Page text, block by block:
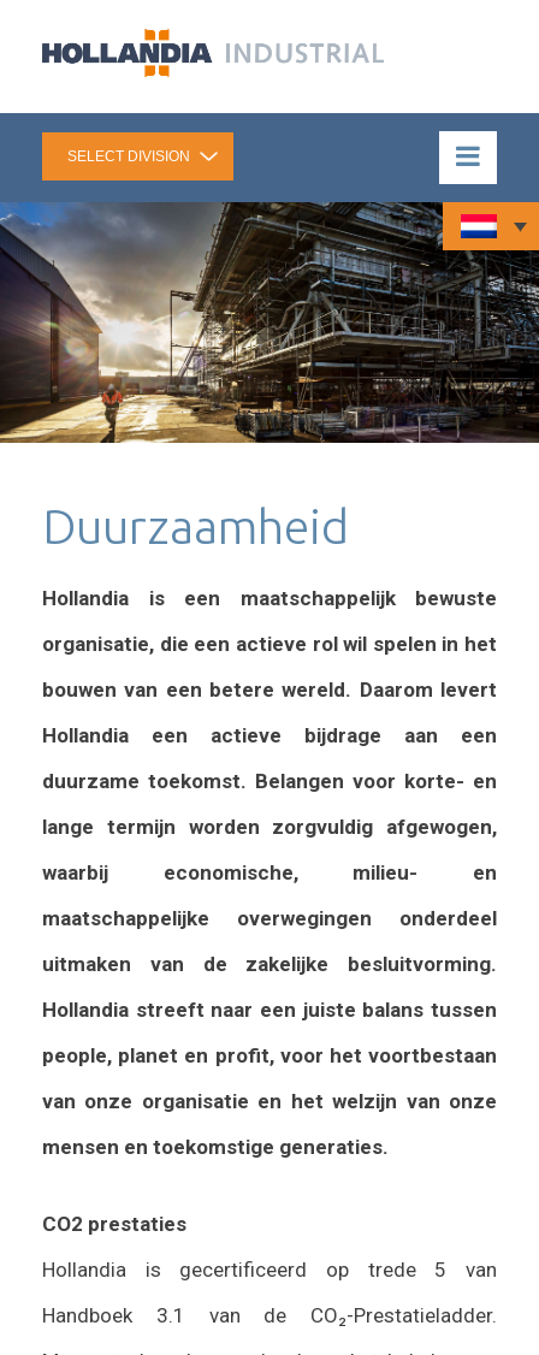
Duurzaamheid
Hollandia is een maatschappelijk bewuste
organisatie, die een actieve rol wil spelen in het
bouwen van een betere wereld. Daarom levert
Hollandia een actieve bijdrage aan een
duurzame toekomst. Belangen voor korte- en
lange termijn worden zorgvuldig afgewogen,
waarbij economische, milieu- en
maatschappelijke overwegingen onderdeel
uitmaken van de zakelijke besluitvorming.
Hollandia streeft naar een juiste balans tussen
people, planet en profit, voor het voortbestaan
van onze organisatie en het welzijn van onze
mensen en toekomstige generaties.
CO2 prestaties
Hollandia is gecertificeerd op trede 5 van
Handboek 3.1 van de CO₂-Prestatieladder.